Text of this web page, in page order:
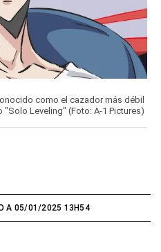
como el cazador más débil
Leveling" (Foto: A-1 Pictures)
A 05/01/2025 13H54